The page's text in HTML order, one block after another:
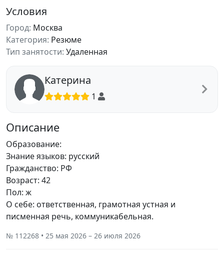
Условия
Город: Москва
Категория: Резюме
Тип занятости: Удаленная
Катерина
1
Описание
Образование:
Знание языков: русский
Гражданство: РФ
Возраст: 42
Пол: ж
О себе: ответственная, грамотная устная и
писменная речь, коммуникабельная.
№ 112268 • 25 мая 2026 – 26 июля 2026